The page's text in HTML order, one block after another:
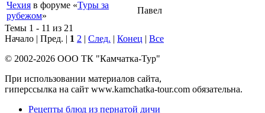
Чехия в форуме «Туры за
рубежом»
Павел
Темы 1 - 11 из 21
Начало | Пред. | 1 2 | След. | Конец | Все
© 2002-2026 ООО ТК "Камчатка-Тур"
При использовании материалов сайта,
гиперссылка на сайт www.kamchatka-tour.com обязательна.
Рецепты блюд из пернатой дичи